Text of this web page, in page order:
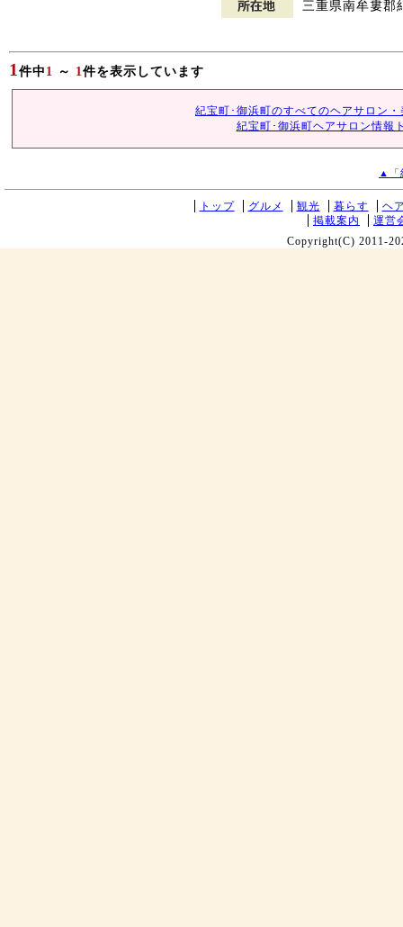
三重県南牟婁郡
1 件中 1 ～ 1 件を表示しています
紀宝町･御浜町のすべてのヘアサロン
紀宝町･御浜町ヘアサロン情報
▲「
トップ グルメ 観光 暮らす
ヘ
掲載案内
運営
Copyright(C) 2011-